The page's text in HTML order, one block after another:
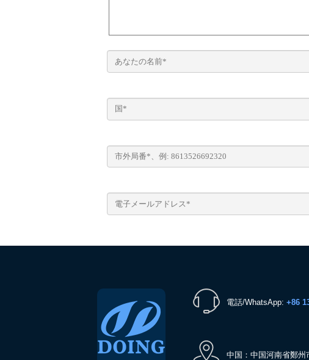
電話/WhatsApp: +86
中国：中国河南省鄭州